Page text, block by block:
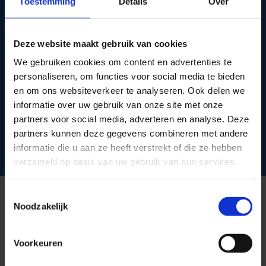
Deze website maakt gebruik van cookies
We gebruiken cookies om content en advertenties te
personaliseren, om functies voor social media te bieden
en om ons websiteverkeer te analyseren. Ook delen we
informatie over uw gebruik van onze site met onze
partners voor social media, adverteren en analyse. Deze
partners kunnen deze gegevens combineren met andere
informatie die u aan ze heeft verstrekt of die ze hebben
verzameld op basis van uw gebruik van hun services.
Noodzakelijk
Voorkeuren
Ervaring, kennis en specialisme smelten hier samen tot
afhelpen en tevreden de deur uit helpen.
Team Evolution Fysiotherapie bedankt voor jullie
geweldige begeleiding naar een resultaat waar pijn in de
knie en een frozen shoulder zijn opgelost.”
–Bob Knaap-